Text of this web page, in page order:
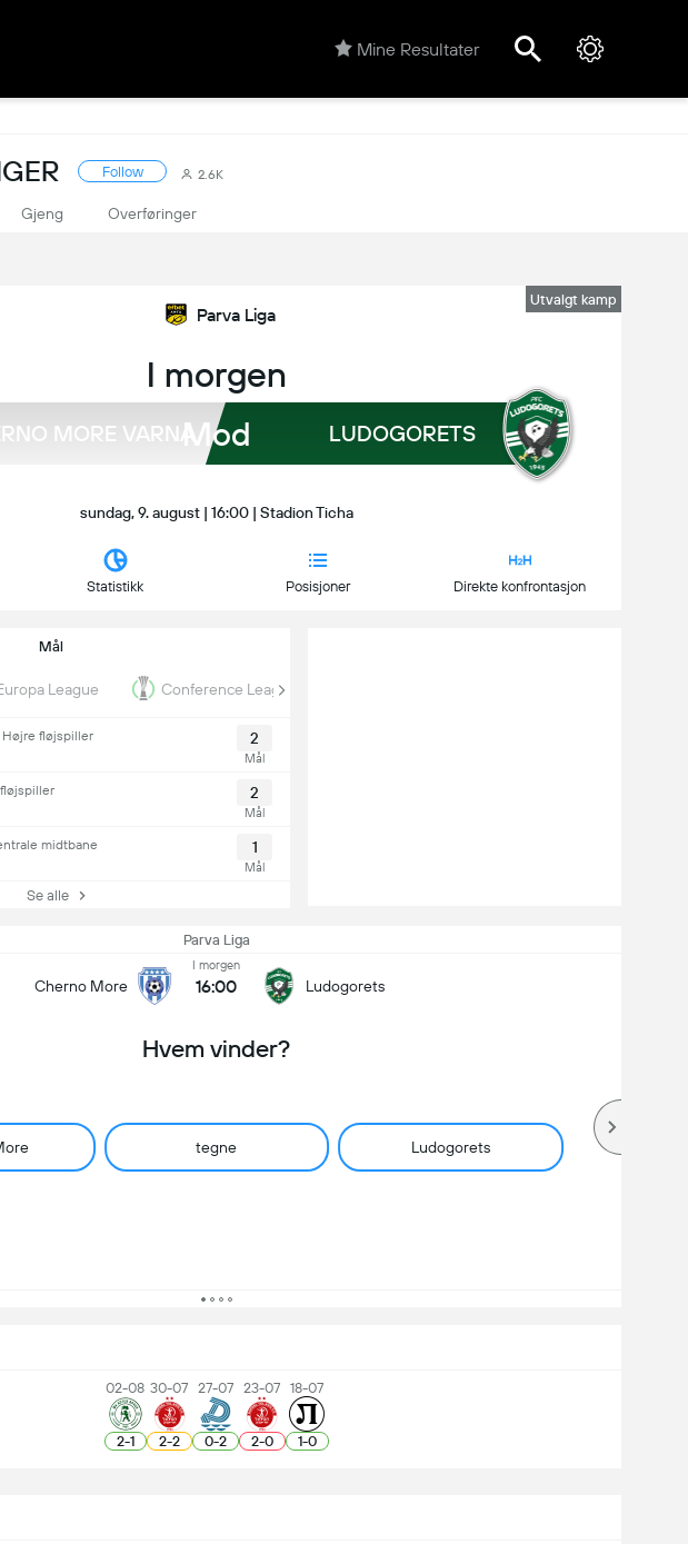
Mine Resultater
Follow 2.6K
Gjeng Overføringer
Utvalgt kamp
Parva Liga
I morgen
MORE VARNAMod LUDOGORETS
sundag, 9. august | 16:00 | Stadion Ticha
Statistikk Posisjoner Direkte konfrontasjon
Mål
League Conference League
Højre fløjspiller
2
Mål
2
Mål
midtbane
1
Mål
Se alle
Parva Liga
Cherno More
I morgen
16:00 Ludogorets
Hvem vinder?
tegne Ludogorets
02-08
2-1
30-07
2-2
27-07
0-2
23-07
2-0
18-07
1-0